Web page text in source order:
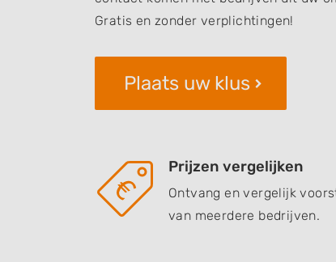
Gratis en zonder verplichtingen!
Plaats uw klus
Prijzen vergelijken
Ontvang en vergelijk
van meerdere bedrijven.